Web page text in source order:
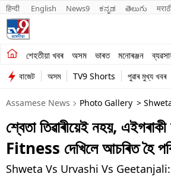
हिन्दी English News9 ಕನ್ನಡ తెలుగు
শেহতীয়া খবৰ অসম ভাৰত মনোৰঞ্জন
শেহতীয়া খবৰ
অসম
ভাৰত
মনোৰঞ্জন
বাজেট অসম TV9 Shorts পুৱাৰ মুখ্য খবৰ
Assamese News Photo Gallery >
শ্বেতা তিৱাৰীয়েই নহয়,
Fitness দেখিলে আচৰিত হৈ
Shweta Vs Urvashi Vs Geetanjali: